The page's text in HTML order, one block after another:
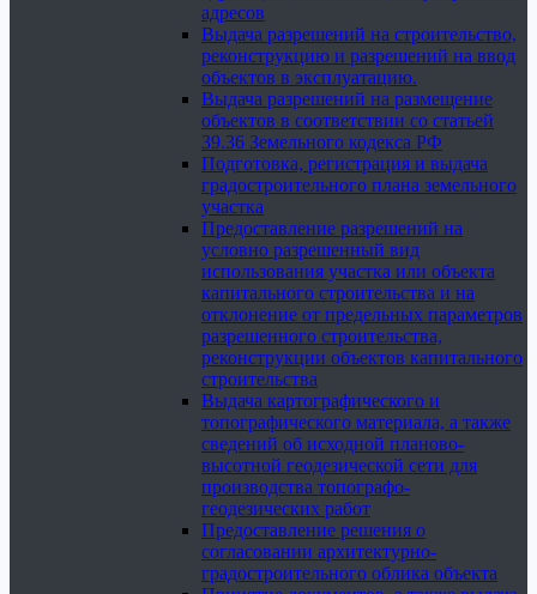
адресов
Выдача разрешений на строительство,
реконструкцию и разрешений на ввод
объектов в эксплуатацию.
Выдача разрешений на размещение
объектов в соответствии со статьей
39.36 Земельного кодекса РФ
Подготовка, регистрация и выдача
градостроительного плана земельного
участка
Предоставление разрешений на
условно разрешенный вид
использования участка или объекта
капитального строительства и на
отклонение от предельных параметров
разрешенного строительства,
реконструкции объектов капитального
строительства
Выдача картографического и
топографического материала, а также
сведений об исходной планово-
высотной геодезической сети для
производства топографо-
геодезических работ
Предоставление решения о
согласовании архитектурно-
градостроительного облика объекта